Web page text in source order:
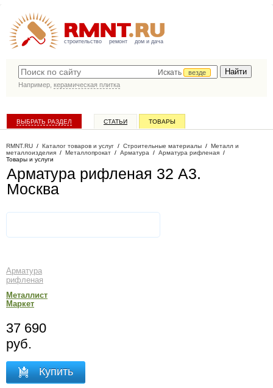
строительство ремонт дом и дача
Искать
везде
Например, керамическая плитка
ВЫБРАТЬ РАЗДЕЛ СТАТЬИ ТОВАРЫ
RMNT.RU / Каталог товаров и услуг / Строительные материалы / Металл и
металлоизделия / Металлопрокат / Арматура / Арматура рифленая /
Товары и услуги
Арматура рифленая 32 А3.
Москва
Арматура
рифленая
Металлист
Маркет
37 690
руб.
Купить